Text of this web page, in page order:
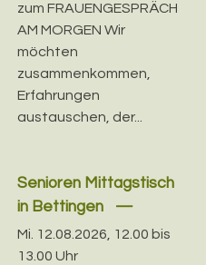
zum FRAUENGESPRÄCH
AM MORGEN Wir
möchten
zusammenkommen,
Erfahrungen
austauschen, der...
Senioren Mittagstisch
in Bettingen
Mi. 12.08.2026, 12.00 bis
13.00 Uhr